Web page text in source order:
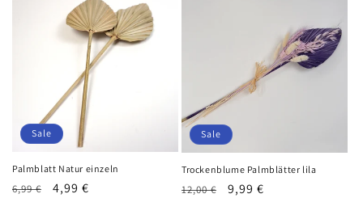
Sale
Palmblatt Natur einzeln
Normaler
6,99 € Verkaufspreis
4,99 €
Sale
Trockenblume Palmblätter lila
Normaler
12,00 € Verkaufspreis
9,99 €